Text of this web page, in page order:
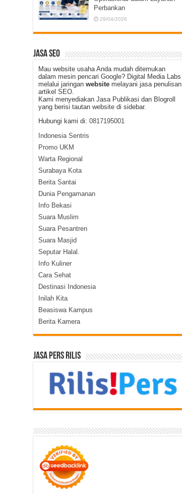
Perbankan
29/04/2026
JASA SEO
Mau website usaha Anda mudah ditemukan
dalam mesin pencari Google? Digital Media Labs
melalui jaringan website melayani jasa penulisan
artikel SEO.
Kami menyediakan Jasa Publikasi dan Blogroll
yang berisi tautan website di sidebar.
Hubungi kami di: 0817195001
Indonesia Sentris
Promo UKM
Warta Regional
Surabaya Kota
Berita Santai
Dunia Pengamanan
Info Bekasi
Suara Muslim
Suara Pesantren
Suara Masjid
Seputar Halal.
Info Kuliner
Cara Sehat
Destinasi Indonesia
Inilah Kita
Beasiswa Kampus
Berita Kamera
Jasa Pers Rilis